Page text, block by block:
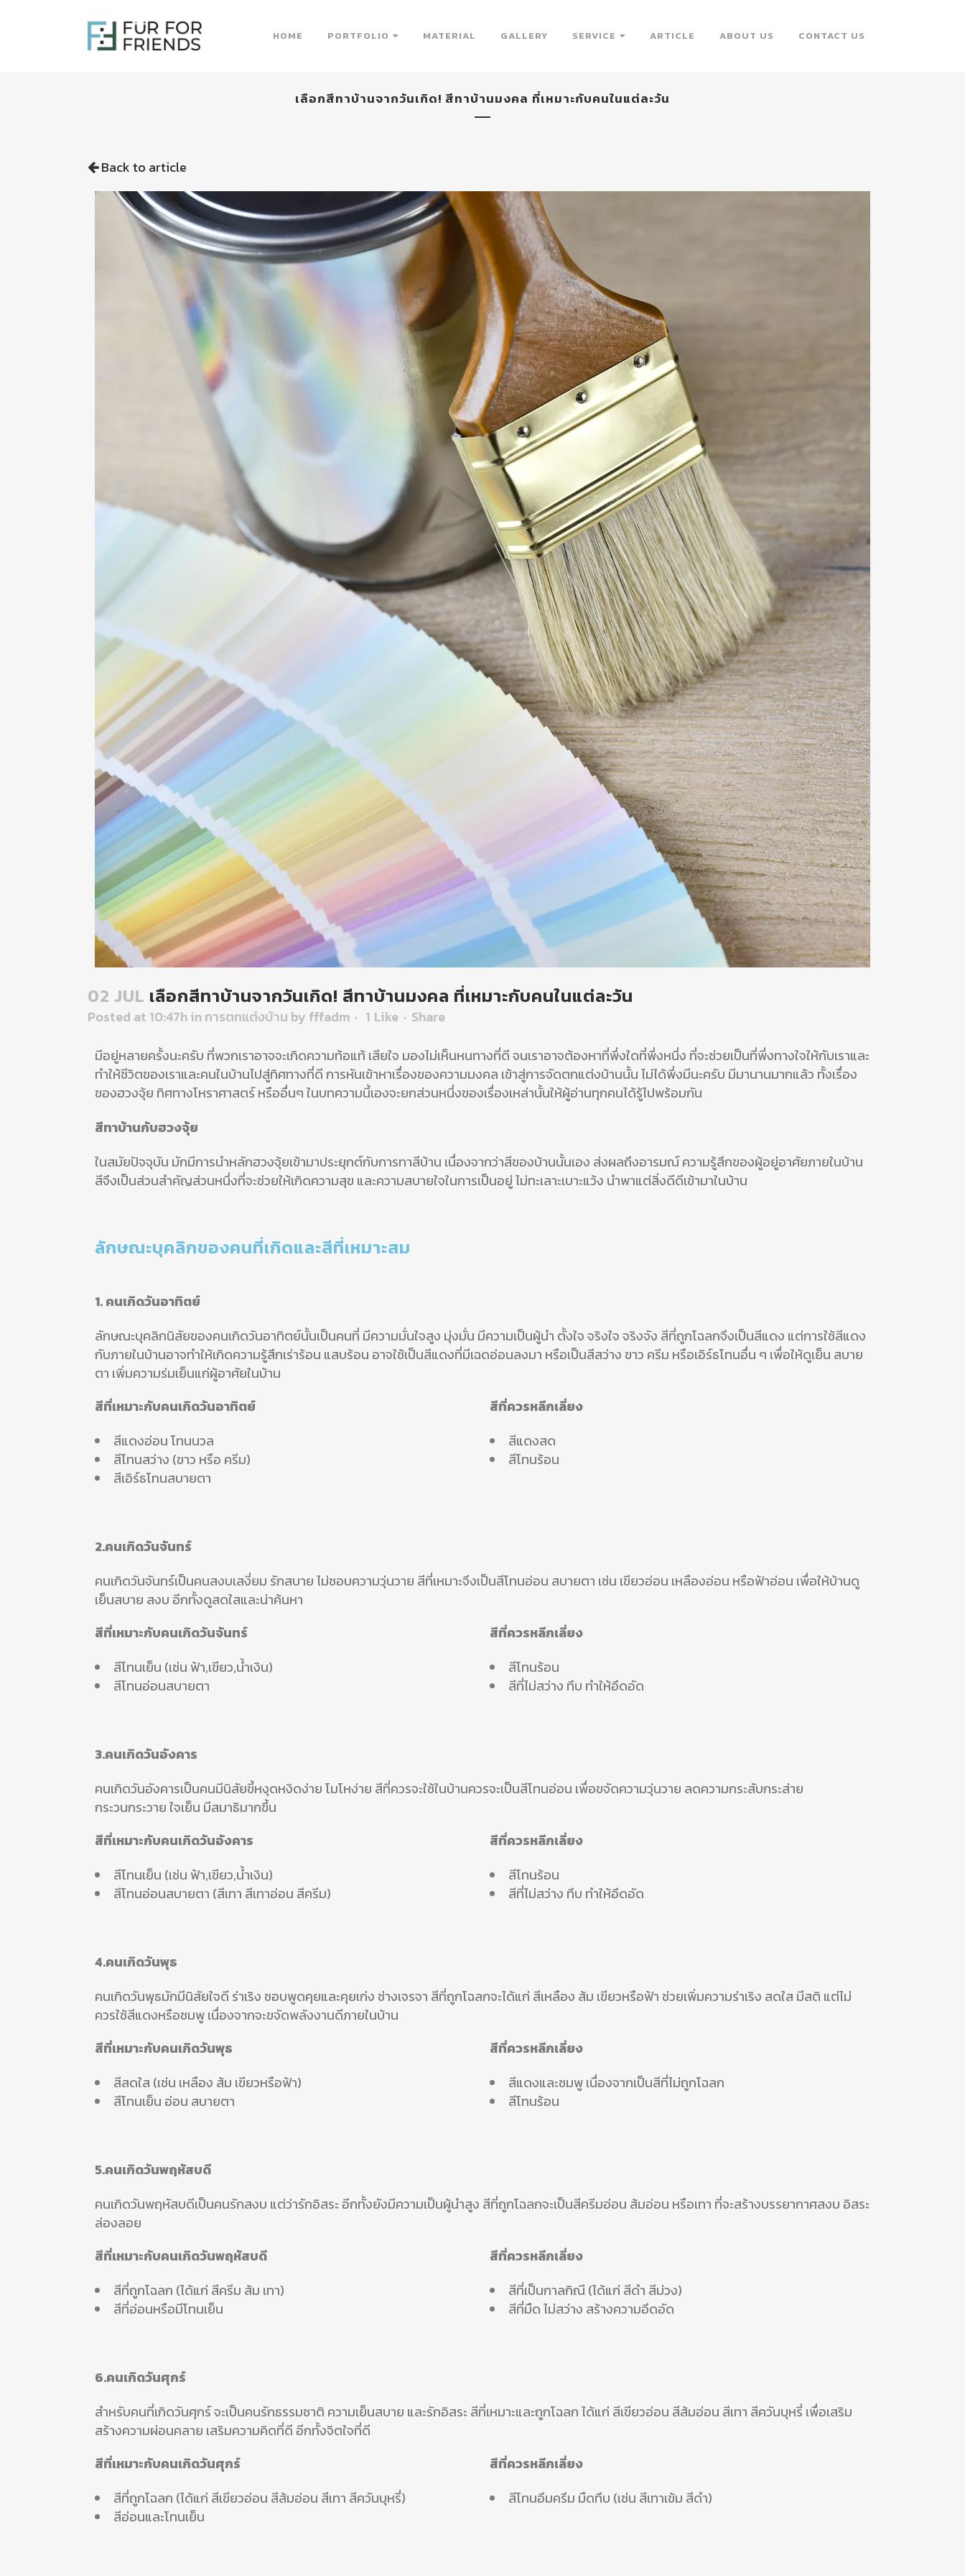
HOME PORTFOLIO MATERIAL GALLERY SERVICE ARTICLE ABOUT US CONTACT US
เลือกสีทาบ้านจากวันเกิด! สีทาบ้านมงคล ที่เหมาะกับคนในแต่ละวัน
Back to article
02 JUL เลือกสีทาบ้านจากวันเกิด! สีทาบ้านมงคล ที่เหมาะกับคนในแต่ละวัน
Posted at 10:47hinการตกแต่งบ้าน by fffadm 1 Like
Share
มีอยู่หลายครั้งนะครับ ที่พวกเราอาจจะเกิดความท้อแท้ เสียใจ มองไม่เห็นหนทางที่ดี จนเราอาจต้องหาที่พึ่งใดที่พึ่งหนึ่ง ที่จะช่วยเป็นที่พี่งทางใจให้กับเราและ
ทำให้ชีวิตของเราและคนในบ้านไปสู่ทิศทางที่ดี การหันเข้าหาเรื่องของความมงคล เข้าสู่การจัดตกแต่งบ้านนั้น ไม่ได้พึ่งมีนะครับ มีมานานมากแล้ว ทั้งเรื่อง
ของฮวงจุ้ย ทิศทางโหราศาสตร์ หรืออื่นๆ ในบทความนี้เองจะยกส่วนหนึ่งของเรื่องเหล่านั้นให้ผู้อ่านทุกคนได้รู้ไปพร้อมกัน
สีทาบ้านกับฮวงจุ้ย
ในสมัยปัจจุบัน มักมีการนำหลักฮวงจุ้ยเข้ามาประยุกต์กับการทาสีบ้าน เนื่องจากว่าสีของบ้านนั้นเอง ส่งผลถึงอารมณ์ ความรู้สึกของผู้อยู่อาศัยภายในบ้าน
สีจึงเป็นส่วนสำคัญส่วนหนึ่งที่จะช่วยให้เกิดความสุข และความสบายใจในการเป็นอยู่ ไม่ทะเลาะเบาะแว้ง นำพาแต่สิ่งดีดีเข้ามาในบ้าน
ลักษณะบุคลิกของคนที่เกิดและสีที่เหมาะสม
1. คนเกิดวันอาทิตย์
ลักษณะบุคลิกนิสัยของคนเกิดวันอาทิตย์นั้นเป็นคนที่ มีความมั่นใจสูง มุ่งมั่น มีความเป็นผู้นำ ตั้งใจ จริงใจ จริงจัง สีที่ถูกโฉลกจึงเป็นสีแดง แต่การใช้สีแดง
กับภายในบ้านอาจทำให้เกิดความรู้สึกเร่าร้อน แสบร้อน อาจใช้เป็นสีแดงที่มีเฉดอ่อนลงมา หรือเป็นสีสว่าง ขาว ครีม หรือเอิร์ธโทนอื่น ๆ เพื่อให้ดูเย็น สบาย
ตา เพิ่มความร่มเย็นแก่ผู้อาศัยในบ้าน
สีที่เหมาะกับคนเกิดวันอาทิตย์
สีแดงอ่อน โทนนวล
สีโทนสว่าง (ขาว หรือ ครีม)
สีเอิร์ธโทนสบายตา
สีที่ควรหลีกเลี่ยง
สีแดงสด
สีโทนร้อน
2.คนเกิดวันจันทร์
คนเกิดวันจันทร์เป็นคนสงบเสงี่ยม รักสบาย ไม่ชอบความวุ่นวาย สีที่เหมาะจึงเป็นสีโทนอ่อน สบายตา เช่น เขียวอ่อน เหลืองอ่อน หรือฟ้าอ่อน เพื่อให้บ้านดู
เย็นสบาย สงบ อีกทั้งดูสดใสและน่าค้นหา
สีที่เหมาะกับคนเกิดวันจันทร์
สีโทนเย็น (เช่น ฟ้า,เขียว,น้ำเงิน)
สีโทนอ่อนสบายตา
สีที่ควรหลีกเลี่ยง
สีโทนร้อน
สีที่ไม่สว่าง ทึบ ทำให้อึดอัด
3.คนเกิดวันอังคาร
คนเกิดวันอังคารเป็นคนมีนิสัยขี้หงุดหงิดง่าย โมโหง่าย สีที่ควรจะใช้ในบ้านควรจะเป็นสีโทนอ่อน เพื่อขจัดความวุ่นวาย ลดความกระสับกระส่าย
กระวนกระวาย ใจเย็น มีสมาธิมากขึ้น
สีที่เหมาะกับคนเกิดวันอังคาร
สีโทนเย็น (เช่น ฟ้า,เขียว,น้ำเงิน)
สีโทนอ่อนสบายตา (สีเทา สีเทาอ่อน สีครีม)
สีที่ควรหลีกเลี่ยง
สีโทนร้อน
สีที่ไม่สว่าง ทึบ ทำให้อึดอัด
4.คนเกิดวันพุธ
คนเกิดวันพุธมักมีนิสัยใจดี ร่าเริง ชอบพูดคุยและคุยเก่ง ช่างเจรจา สีที่ถูกโฉลกจะได้แก่ สีเหลือง ส้ม เขียวหรือฟ้า ช่วยเพิ่มความร่าเริง สดใส มีสติ แต่ไม่
ควรใช้สีแดงหรือชมพู เนื่องจากจะขจัดพลังงานดีภายในบ้าน
สีที่เหมาะกับคนเกิดวันพุธ
สีสดใส (เช่น เหลือง ส้ม เขียวหรือฟ้า)
สีโทนเย็น อ่อน สบายตา
สีที่ควรหลีกเลี่ยง
สีแดงและชมพู เนื่องจากเป็นสีที่ไม่ถูกโฉลก
สีโทนร้อน
5.คนเกิดวันพฤหัสบดี
คนเกิดวันพฤหัสบดีเป็นคนรักสงบ แต่ว่ารักอิสระ อีกทั้งยังมีความเป็นผู้นำสูง สีที่ถูกโฉลกจะเป็นสีครีมอ่อน ส้มอ่อน หรือเทา ที่จะสร้างบรรยากาศสงบ อิสระ
ล่องลอย
สีที่เหมาะกับคนเกิดวันพฤหัสบดี
สีที่ถูกโฉลก (ได้แก่ สีครีม ส้ม เทา)
สีที่อ่อนหรือมีโทนเย็น
สีที่ควรหลีกเลี่ยง
สีที่เป็นกาลกิณี (ได้แก่ สีดำ สีม่วง)
สีที่มืด ไม่สว่าง สร้างความอึดอัด
6.คนเกิดวันศุกร์
สำหรับคนที่เกิดวันศุกร์ จะเป็นคนรักธรรมชาติ ความเย็นสบาย และรักอิสระ สีที่เหมาะและถูกโฉลก ได้แก่ สีเขียวอ่อน สีส้มอ่อน สีเทา สีควันบุหรี่ เพื่อเสริม
สร้างความผ่อนคลาย เสริมความคิดที่ดี อีกทั้งจิตใจที่ดี
สีที่เหมาะกับคนเกิดวันศุกร์
สีที่ถูกโฉลก (ได้แก่ สีเขียวอ่อน สีส้มอ่อน สีเทา สีควันบุหรี่)
สีอ่อนและโทนเย็น
สีที่ควรหลีกเลี่ยง
สีโทนอึมครึม มืดทึบ (เช่น สีเทาเข้ม สีดำ)